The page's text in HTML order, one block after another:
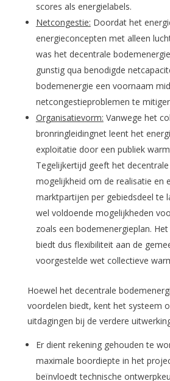
scores als energielabels.
Netcongestie: Doordat het
energieconcepten met alleen
was het decentrale
gunstig qua benodigde
bodemenergie een voornaam
netcongestieproblemen te
Organisatievorm: Vanwege het
bronringleidingnet leent het
exploitatie door een publiek
Tegelijkertijd geeft het
mogelijkheid om de realisatie en
marktpartijen per gebiedsdeel te
wel voldoende mogelijkheden
zoals een bodemenergieplan.
biedt dus flexibiliteit aan de
voorgestelde wet collectieve
Hoewel het decentrale
voordelen biedt, kent het systeem
uitdagingen bij de verdere
Er dient rekening gehouden te
maximale boordiepte in het
beïnvloedt technische